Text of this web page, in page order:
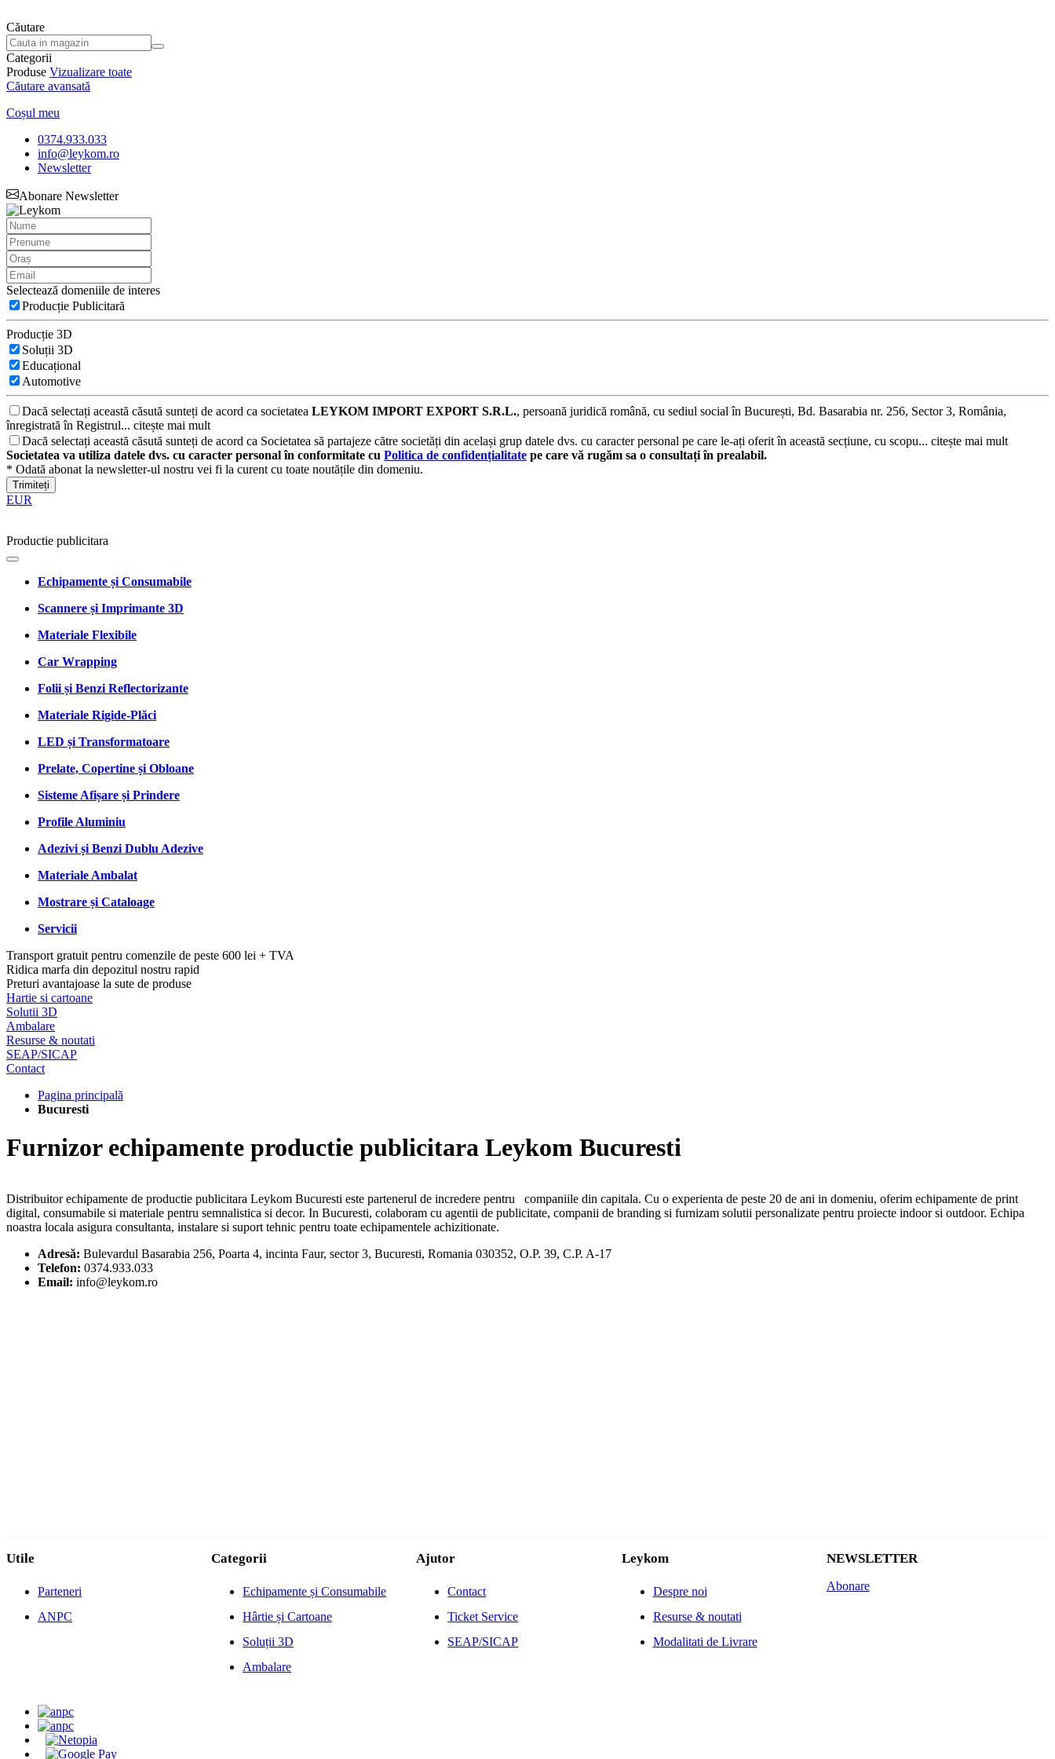
Căutare
Categorii
Produse Vizualizare toate
Căutare avansată
Coșul meu
0374.933.033
info@leykom.ro
Newsletter
Abonare Newsletter
Selectează domeniile de interes
Producție Publicitară
Producție 3D
Soluții 3D
Educațional
Automotive
Dacă selectați această căsută sunteți de acord ca societatea LEYKOM IMPORT EXPORT S.R.L., persoană juridică română, cu sediul social în București, Bd. Basarabia nr. 256, Sector 3, România,
înregistrată în Registrul... citește mai mult
Dacă selectați această căsută sunteți de acord ca Societatea să partajeze către societăți din același grup datele dvs. cu caracter personal pe care le-ați oferit în această secțiune, cu scopu... citește mai mult
Societatea va utiliza datele dvs. cu caracter personal în conformitate cu Politica de confidențialitate pe care vă rugăm sa o consultați în prealabil.
* Odată abonat la newsletter-ul nostru vei fi la curent cu toate noutățile din domeniu.
Trimiteți
EUR
Productie publicitara
Echipamente și Consumabile
Scannere și Imprimante 3D
Materiale Flexibile
Car Wrapping
Folii și Benzi Reflectorizante
Materiale Rigide-Plăci
LED și Transformatoare
Prelate, Copertine și Obloane
Sisteme Afișare și Prindere
Profile Aluminiu
Adezivi și Benzi Dublu Adezive
Materiale Ambalat
Mostrare și Cataloage
Servicii
Transport gratuit pentru comenzile de peste 600 lei + TVA
Ridica marfa din depozitul nostru rapid
Preturi avantajoase la sute de produse
Hartie si cartoane
Solutii 3D
Ambalare
Resurse & noutati
SEAP/SICAP
Contact
Pagina principală
Bucuresti
Furnizor echipamente productie publicitara Leykom Bucuresti
Distribuitor echipamente de productie publicitara Leykom Bucuresti este partenerul de incredere pentru companiile din capitala. Cu o experienta de peste 20 de ani in domeniu, oferim echipamente de print
digital, consumabile si materiale pentru semnalistica si decor. In Bucuresti, colaboram cu agentii de publicitate, companii de branding si furnizam solutii personalizate pentru proiecte indoor si outdoor. Echipa
noastra locala asigura consultanta, instalare si suport tehnic pentru toate echipamentele achizitionate.
Adresă: Bulevardul Basarabia 256, Poarta 4, incinta Faur, sector 3, Bucuresti, Romania 030352, O.P. 39, C.P. A-17
Telefon: 0374.933.033
Email: info@leykom.ro
Utile
Parteneri
ANPC
Categorii
Echipamente și Consumabile
Hârtie și Cartoane
Soluții 3D
Ambalare
Ajutor
Contact
Ticket Service
SEAP/SICAP
Leykom
Despre noi
Resurse & noutati
Modalitati de Livrare
NEWSLETTER
Abonare